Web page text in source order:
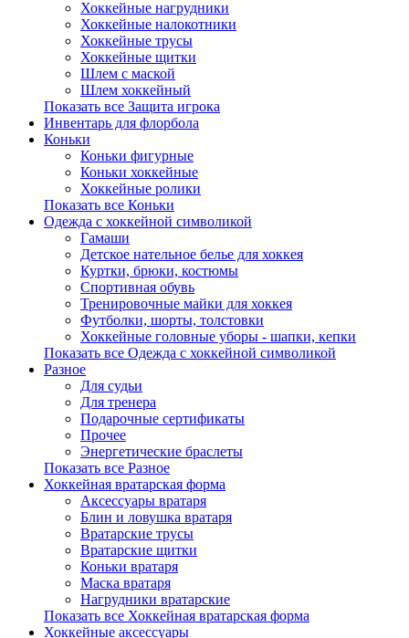
Хоккейные нагрудники
Хоккейные налокотники
Хоккейные трусы
Хоккейные щитки
Шлем с маской
Шлем хоккейный
Показать все Защита игрока
Инвентарь для флорбола
Коньки
Коньки фигурные
Коньки хоккейные
Хоккейные ролики
Показать все Коньки
Одежда с хоккейной символикой
Гамаши
Детское нательное белье для хоккея
Куртки, брюки, костюмы
Спортивная обувь
Тренировочные майки для хоккея
Футболки, шорты, толстовки
Хоккейные головные уборы - шапки, кепки
Показать все Одежда с хоккейной символикой
Разное
Для судьи
Для тренера
Подарочные сертификаты
Прочее
Энергетические браслеты
Показать все Разное
Хоккейная вратарская форма
Аксессуары вратаря
Блин и ловушка вратаря
Вратарские трусы
Вратарские щитки
Коньки вратаря
Маска вратаря
Нагрудники вратарские
Показать все Хоккейная вратарская форма
Хоккейные аксессуары